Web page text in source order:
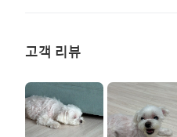
고객 리뷰